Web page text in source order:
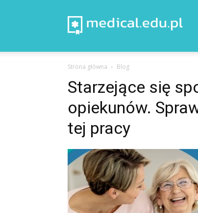
Aktualności
Strona główna Blog
Starzejące się
opiekunów.
tej pracy